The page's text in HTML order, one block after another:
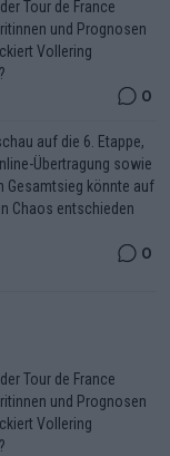
Tour de France
und Prognosen
Vollering
0
auf die 6. Etappe,
Übertragung sowie
Gesamtsieg könnte auf
Chaos entschieden
0
Tour de France
und Prognosen
Vollering